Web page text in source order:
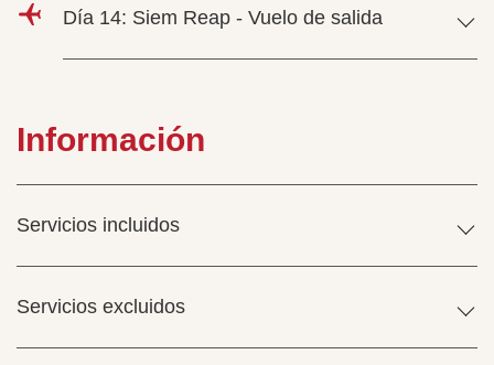
Día 14: Siem Reap - Vuelo de salida
Información
Servicios incluidos
Servicios excluidos